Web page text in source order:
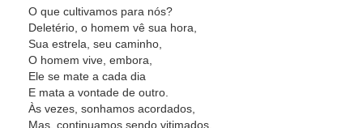
O que cultivamos para nós?
Deletério, o homem vê sua hora,
Sua estrela, seu caminho,
O homem vive, embora,
Ele se mate a cada dia
E mata a vontade de outro.
Às vezes, sonhamos acordados,
Mas, continuamos sendo vitimados,